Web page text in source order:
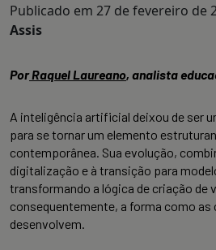
Publicado em 27 de fevereiro de
Assis
PorRaquel Laureano, analista
A inteligência artificial deixou de ser
para se tornar um elemento
contemporânea. Sua evolução,
digitalização e à transição para
transformando a lógica de criação de
consequentemente, a forma como as
desenvolvem.